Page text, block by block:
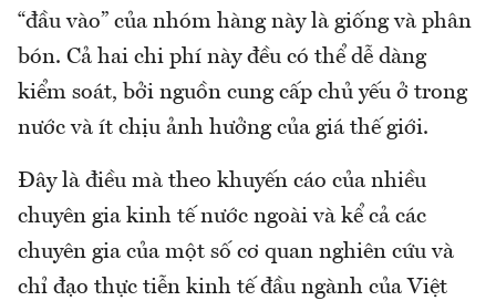
“đầu vào” của nhóm hàng này là giống và phân
bón. Cả hai chi phí này đều có thể dễ dàng
kiểm soát, bởi nguồn cung cấp chủ yếu ở trong
nước và ít chịu ảnh hưởng của giá thế giới.
Đây là điều mà theo khuyến cáo của nhiều
chuyên gia kinh tế nước ngoài và kể cả các
chuyên gia của một số cơ quan nghiên cứu và
chỉ đạo thực tiễn kinh tế đầu ngành của Việt